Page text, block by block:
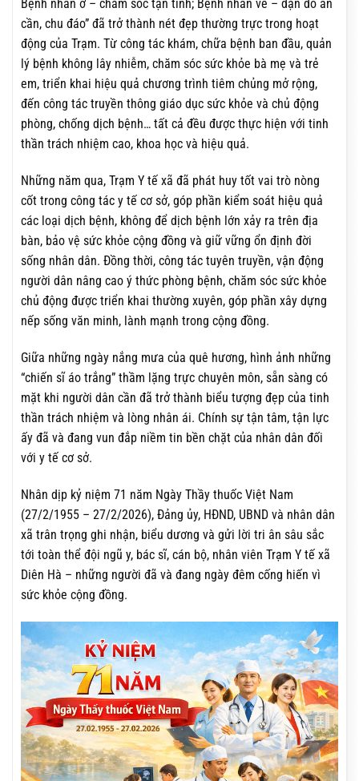
Bệnh nhân ở – chăm sóc tận tình; Bệnh nhân về – dặn dò ân
cần, chu đáo” đã trở thành nét đẹp thường trực trong hoạt
động của Trạm. Từ công tác khám, chữa bệnh ban đầu, quản
lý bệnh không lây nhiễm, chăm sóc sức khỏe bà mẹ và trẻ
em, triển khai hiệu quả chương trình tiêm chủng mở rộng,
đến công tác truyền thông giáo dục sức khỏe và chủ động
phòng, chống dịch bệnh… tất cả đều được thực hiện với tinh
thần trách nhiệm cao, khoa học và hiệu quả.
Những năm qua, Trạm Y tế xã đã phát huy tốt vai trò nòng
cốt trong công tác y tế cơ sở, góp phần kiểm soát hiệu quả
các loại dịch bệnh, không để dịch bệnh lớn xảy ra trên địa
bàn, bảo vệ sức khỏe cộng đồng và giữ vững ổn định đời
sống nhân dân. Đồng thời, công tác tuyên truyền, vận động
người dân nâng cao ý thức phòng bệnh, chăm sóc sức khỏe
chủ động được triển khai thường xuyên, góp phần xây dựng
nếp sống văn minh, lành mạnh trong cộng đồng.
Giữa những ngày nắng mưa của quê hương, hình ảnh những
“chiến sĩ áo trắng” thầm lặng trực chuyên môn, sẵn sàng có
mặt khi người dân cần đã trở thành biểu tượng đẹp của tinh
thần trách nhiệm và lòng nhân ái. Chính sự tận tâm, tận lực
ấy đã và đang vun đắp niềm tin bền chặt của nhân dân đối
với y tế cơ sở.
Nhân dịp kỷ niệm 71 năm Ngày Thầy thuốc Việt Nam
(27/2/1955 – 27/2/2026), Đảng ủy, HĐND, UBND và nhân dân
xã trân trọng ghi nhận, biểu dương và gửi lời tri ân sâu sắc
tới toàn thể đội ngũ y, bác sĩ, cán bộ, nhân viên Trạm Y tế xã
Diên Hà – những người đã và đang ngày đêm cống hiến vì
sức khỏe cộng đồng.